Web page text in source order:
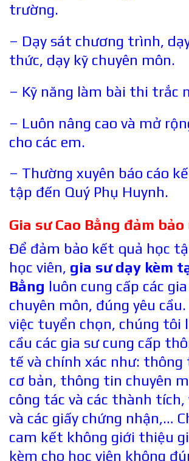
trường.
– Dạy sát chương trình,
thức, dạy kỹ chuyên môn.
– Kỹ năng làm bài thi trắc
– Luôn nâng cao và mở
cho các em.
– Thường xuyên báo cáo
tập đến Quý Phụ Huynh.
Gia sư Cao Bằng đảm
Để đảm bảo kết quả học
học viên, gia sư dạy kèm
Bằng luôn cung cấp các
chuyên môn, đúng yêu
việc tuyển chọn, chúng tôi
cầu các gia sư cung cấp
tế và chính xác như: thông
cơ bản, thông tin chuyên
công tác và các thành tích,
và các giấy chứng nhận,…
cam kết không giới thiệu
kèm cho học viên không